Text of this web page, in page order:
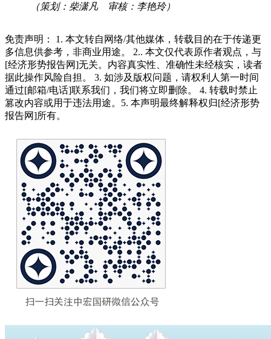
（策划：柴潇凡 审核：李艳玲）
免责声明： 1. 本文转自网络/其他媒体，转载目的在于传递更
多信息供参考，非商业用途。 2.. 本文仅代表原作者观点，与
[经济形势报告网]无关。内容真实性、准确性未经核实，读者
据此操作风险自担。 3. 如涉及版权问题，请权利人第一时间
通过[邮箱/电话]联系我们，我们将立即删除。 4. 转载时禁止
篡改内容或用于违法用途。5. 本声明最终解释权归[经济形势
报告网]所有。